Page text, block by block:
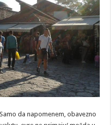
da napomenem, obavezno